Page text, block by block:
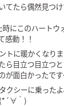
てたら偶然見つ
にこのハートウ
感動！！
トに暖かくなり
ら目立つ目立つ
が面白かったです
クシーに乗った
(*´∀｀)